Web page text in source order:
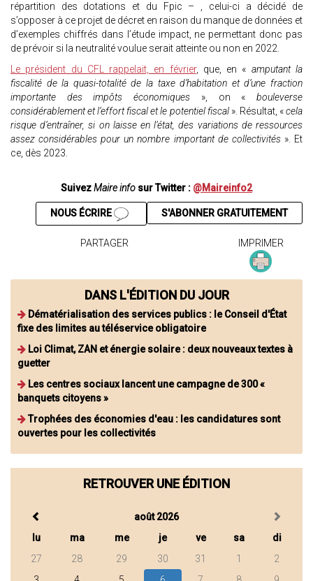
répartition des dotations et du Fpic – , celui-ci a décidé de
s’opposer à ce projet de décret en raison du manque de données et
d’exemples chiffrés dans l’étude impact, ne permettant donc pas
de prévoir si la neutralité voulue serait atteinte ou non en 2022.
Le président du CFL rappelait, en février, que, en « amputant la
fiscalité de la quasi-totalité de la taxe d’habitation et d’une fraction
importante des impôts économiques », on «bouleverse
considérablement et l’effort fiscal et le potentiel fiscal». Résultat, «cela
risque d’entraîner, si on laisse en l’état, des variations de ressources
assez considérables pour un nombre important de collectivités». Et
ce, dès 2023.
SuivezMaire info sur Twitter : @Maireinfo2
S'ABONNER GRATUITEMENT
NOUS ÉCRIRE
PARTAGER IMPRIMER
DANS L'ÉDITION DU JOUR
Dématérialisation des services publics : le Conseil d'État
fixe des limites au téléservice obligatoire
Loi Climat, ZAN et énergie solaire : deux nouveaux textes à
guetter
Les centres sociaux lancent une campagne de 300 «
banquets citoyens »
Trophées des économies d'eau : les candidatures sont
ouvertes pour les collectivités
RETROUVER UNE ÉDITION
août 2026
lu
ma me je ve sa
di
27
28 29 30 31 1
2